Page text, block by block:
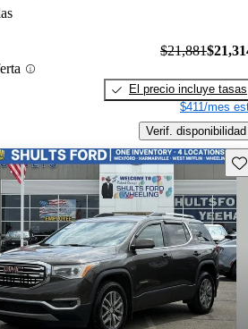
$21,881
El precio incluye tasas
$411/mes
Verif. disponibilidad